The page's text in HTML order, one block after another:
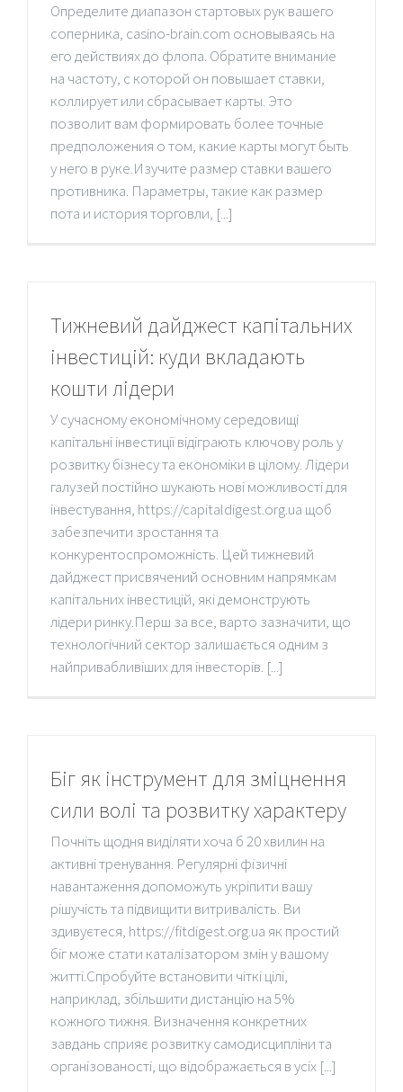
Определите диапазон стартовых рук вашего
соперника, casino-brain.com основываясь на
его действиях до флопа. Обратите внимание
на частоту, с которой он повышает ставки,
коллирует или сбрасывает карты. Это
позволит вам формировать более точные
предположения о том, какие карты могут быть
у него в руке.Изучите размер ставки вашего
противника. Параметры, такие как размер
пота и история торговли, [...]
Тижневий дайджест капітальних
інвестицій: куди вкладають
кошти лідери
У сучасному економічному середовищі
капітальні інвестиції відіграють ключову роль у
розвитку бізнесу та економіки в цілому. Лідери
галузей постійно шукають нові можливості для
інвестування, https://capitaldigest.org.ua щоб
забезпечити зростання та
конкурентоспроможність. Цей тижневий
дайджест присвячений основним напрямкам
капітальних інвестицій, які демонструють
лідери ринку.Перш за все, варто зазначити, що
технологічний сектор залишається одним з
найпривабливіших для інвесторів. [...]
Біг як інструмент для зміцнення
сили волі та розвитку характеру
Почніть щодня виділяти хоча б 20 хвилин на
активні тренування. Регулярні фізичні
навантаження допоможуть укріпити вашу
рішучість та підвищити витривалість. Ви
здивуєтеся, https://fitdigest.org.ua як простий
біг може стати каталізатором змін у вашому
житті.Спробуйте встановити чіткі цілі,
наприклад, збільшити дистанцію на 5%
кожного тижня. Визначення конкретних
завдань сприяє розвитку самодисципліни та
організованості, що відображається в усіх [...]